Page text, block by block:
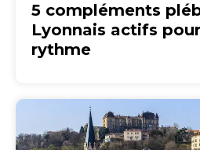
5 compléments
Lyonnais actifs
rythme